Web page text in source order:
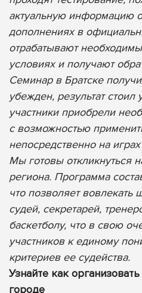
актуальную информацию
дополнениях в
отрабатывают
условиях и получают
Семинар в Братске
убежден, результат
участники приобрели
с возможностью
непосредственно на
Мы готовы откликнуться
региона. Программа
что позволяет вовлекать
судей, секретарей,
баскетболу, что в свою
участников к единому
критериев ее судейства.
Узнайте как
городе